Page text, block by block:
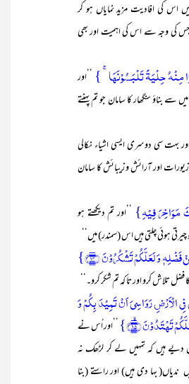
اس کی افادیت مزید نمایاں ہو کر
کی وجہ سے اس کی اہمیت اور بھی
مِنۡہُ حِلۡیَۃً تَلۡبَسُوۡنَہَا ۚ } ’’اور
سے بناؤ سنگھار کا سامان جو تم پہنتے
بہت سی دوسری ایسی اشیاء نکالی
اور آرائش و زیبائش کا سامان
مَوَاخِرَ فِیۡہِ} ’’اور تم دیکھتے ہو
چیرتی ہوئی چلتی ہیں اس (سمندر) میں‘‘
وَ لَعَلَّکُمۡ تَشۡکُرُوۡنَ ﴿۱۴﴾}
فضل تلاش کرو اور تا کہ تم شکر کرو۔‘‘
الۡاَرۡضِ رَوَاسِیَ اَنۡ تَمِیۡدَ بِکُمۡ وَ
تَہۡتَدُوۡنَ ﴿ۙ۱۵﴾}
’’اور اُس نے
دیے ہیں کہ تمہیں لے کر لڑھک نہ
بہا دی ہیں) اور راستے (بنا